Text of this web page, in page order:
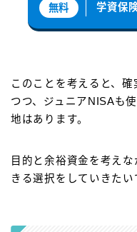
無料 学資保
このことを考えると、
つつ、ジュニアNISAも
地はあります。
目的と余裕資金を考え
きる選択をしていきたい